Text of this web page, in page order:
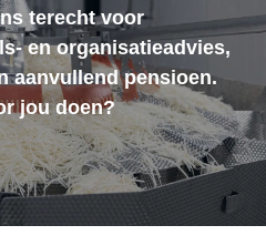
terecht voor
en organisatieadvies,
aanvullend pensioen.
jou doen?